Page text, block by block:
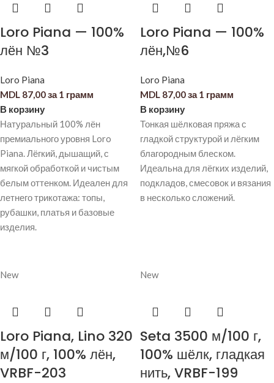
Loro Piana — 100%
лён №3
Loro Piana
MDL 87,00за 1 грамм
В корзину
Натуральный 100% лён
премиального уровня Loro
Piana. Лёгкий, дышащий, с
мягкой обработкой и чистым
белым оттенком. Идеален для
летнего трикотажа: топы,
рубашки, платья и базовые
изделия.
Loro Piana — 100%
лён,№6
Loro Piana
MDL 87,00за 1 грамм
В корзину
Тонкая шёлковая пряжа с
гладкой структурой и лёгким
благородным блеском.
Идеальна для лёгких изделий,
подкладов, смесовок и вязания
в несколько сложений.
New
Loro Piana, Lino 320
м/100 г, 100% лён,
VRBF-203
New
Seta 3500 м/100 г,
100% шёлк, гладкая
нить, VRBF-199